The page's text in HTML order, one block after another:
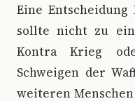
Eine
sollte nicht zu
Kontra Krieg
Schweigen der
weiteren